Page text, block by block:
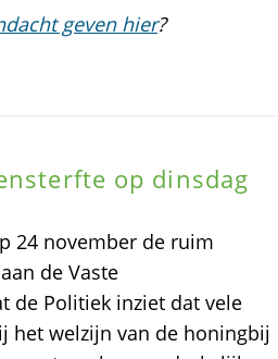
geven hier?
op dinsdag
24 november de ruim
de Vaste
de Politiek inziet dat vele
het welzijn van de honingbij